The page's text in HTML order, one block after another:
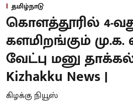
தமிழ்நாடு
கொளத்தூரில் 4-
களமிறங்கும்
வேட்பு மனு தாக்கல்
Kizhakku News |
கிழக்கு நியூஸ்